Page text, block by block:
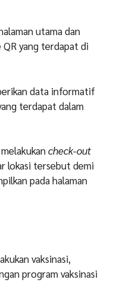
utama dan
QR yang terdapat di
data informatif
terdapat dalam
check-out
lokasi tersebut demi
pada halaman
vaksinasi,
program vaksinasi